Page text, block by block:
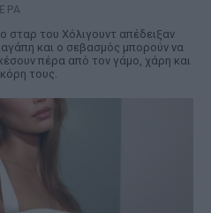
σταρ του Χόλιγουντ απέδειξαν
αγάπη και ο σεβασμός μπορούν να
πέρα από τον γάμο, χάρη και
τους.